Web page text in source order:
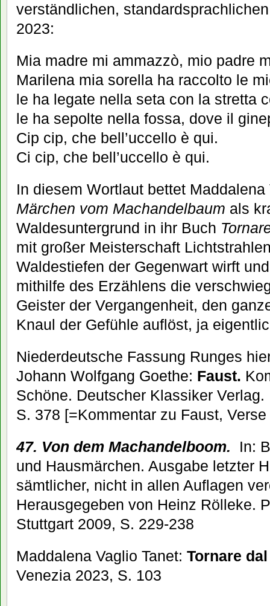
verständlichen,
2023:
Mia madre mi ammazzò, mio padre
Marilena mia sorella ha raccolto le
le ha legate nella seta con la stretta
le ha sepolte nella fossa, dove il
Cip cip, che bell’uccello è qui.
Ci cip, che bell’uccello è qui.
In diesem Wortlaut bettet Maddalena
Märchen vom Machandelbaum als
Waldesuntergrund in ihr Buch
mit großer Meisterschaft
Waldestiefen der Gegenwart wirft
mithilfe des Erzählens die
Geister der Vergangenheit, den
Knaul der Gefühle auflöst, ja
Niederdeutsche Fassung Runges
Johann Wolfgang Goethe: Faust.
Schöne. Deutscher Klassiker
S. 378 [=Kommentar zu Faust,
47. Von dem Machandelboom.
In:
und Hausmärchen. Ausgabe letzter
sämtlicher, nicht in allen Auflagen
Herausgegeben von Heinz Rölleke.
Stuttgart 2009, S. 229-238
Maddalena Vaglio Tanet: Tornare
Venezia 2023, S. 103